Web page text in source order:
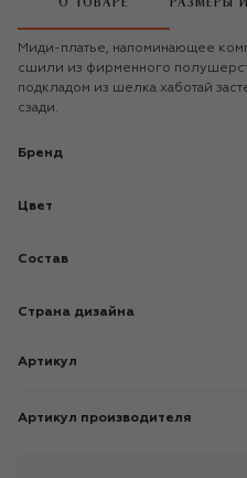
О ТОВАРЕ РАЗМЕРЫ
Миди-платье, напоминающее
сшили из фирменного
подкладом из шелка хаботай
сзади.
Бренд
Цвет
Состав
Страна дизайна
Артикул
Артикул производителя